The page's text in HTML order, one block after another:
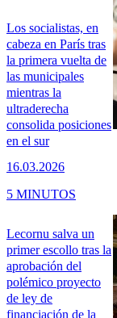
Los socialistas, en
cabeza en París tras
la primera vuelta de
las municipales
mientras la
ultraderecha
consolida posiciones
en el sur
16.03.2026
5 MINUTOS
Lecornu salva un
primer escollo tras la
aprobación del
polémico proyecto
de ley de
financiación de la